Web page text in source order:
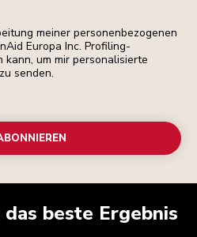
meiner personenbezogenen
Europa Inc. Profiling-
um mir personalisierte
senden.
beste Ergebnis